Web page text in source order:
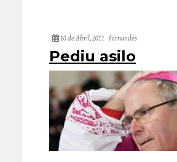
10 de Abril, 2011 Fernandes
Pediu asilo